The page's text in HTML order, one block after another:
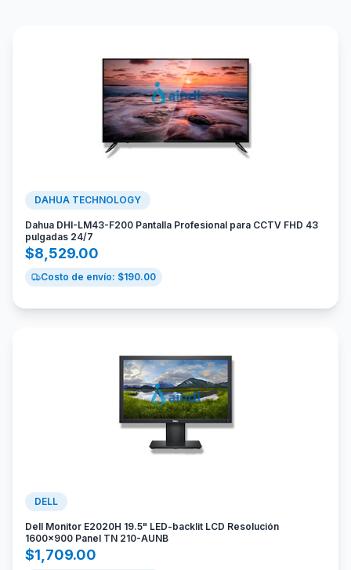
DAHUA TECHNOLOGY
Dahua DHI-LM43-F200 Pantalla Profesional para CCTV FHD 43
pulgadas 24/7
$8,529.00
Costo de envío: $190.00
DELL
Dell Monitor E2020H 19.5" LED-backlit LCD Resolución
1600x900 Panel TN 210-AUNB
$1,709.00